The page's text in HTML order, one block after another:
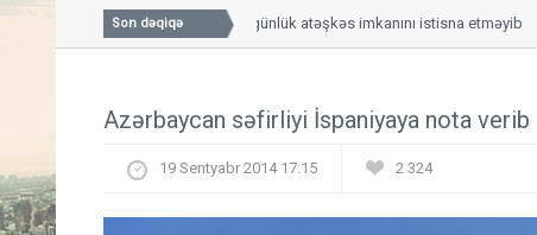
Son dəqiqə
Bessent İranla 60 günlük atəşkəs imkanını istisna etməyib
Azərbaycan səfirliyi İspaniyaya nota verib
19 Sentyabr 2014 17:15 2 324